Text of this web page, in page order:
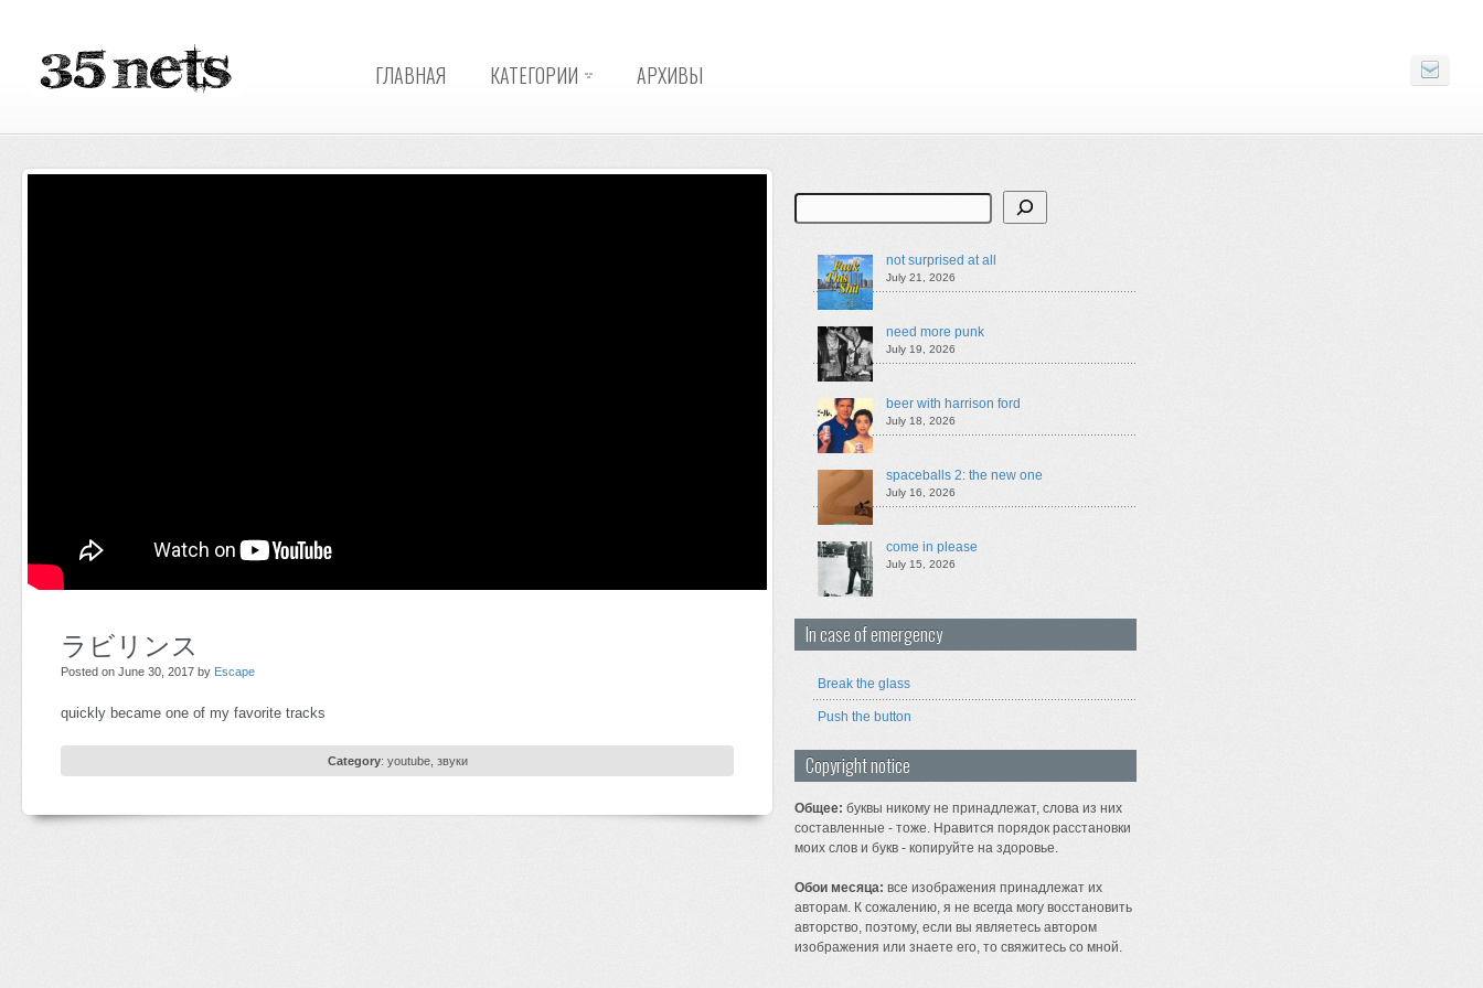
ГЛАВНАЯ КАТЕГОРИИ АРХИВЫ
ラビリンス
Posted on June 30, 2017 by Escape
quickly became one of my favorite tracks
Category: youtube, звуки
Search
not surprised at all
July 21, 2026
need more punk
July 19, 2026
beer with harrison ford
July 18, 2026
spaceballs 2: the new one
July 16, 2026
come in please
July 15, 2026
In case of emergency
Break the glass
Push the button
Copyright notice
Общее: буквы никому не принадлежат, слова из них
составленные - тоже. Нравится порядок расстановки
моих слов и букв - копируйте на здоровье.
Обои месяца: все изображения принадлежат их
авторам. К сожалению, я не всегда могу восстановить
авторство, поэтому, если вы являетесь автором
изображения или знаете его, то свяжитесь со мной.